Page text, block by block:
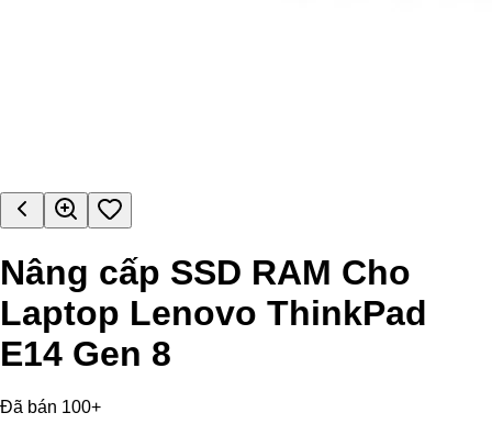
Nâng cấp SSD RAM Cho
Laptop Lenovo ThinkPad
E14 Gen 8
Đã bán 100+